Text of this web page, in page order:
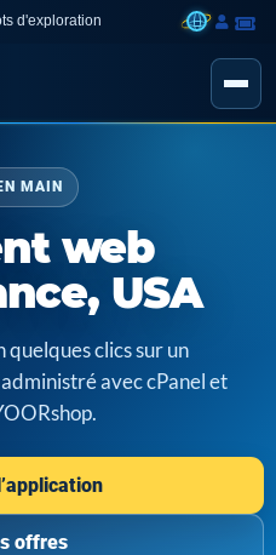
d'exploration
MAIN
web
USA
clics sur un
avec cPanel et
offres